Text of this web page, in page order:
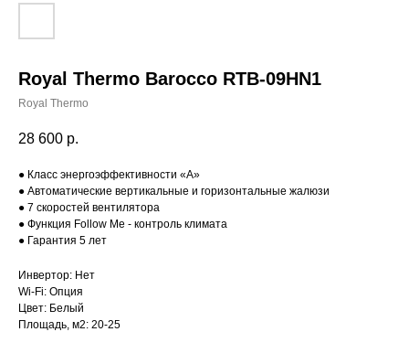
Royal Thermo Barocco RTB-09HN1
Royal Thermo
28 600 р.
● Класс энергоэффективности «A»
● Автоматические вертикальные и горизонтальные жалюзи
● 7 скоростей вентилятора
● Функция Follow Me - контроль климата
● Гарантия 5 лет
Инвертор: Нет
Wi-Fi: Опция
Цвет: Белый
Площадь, м2: 20-25